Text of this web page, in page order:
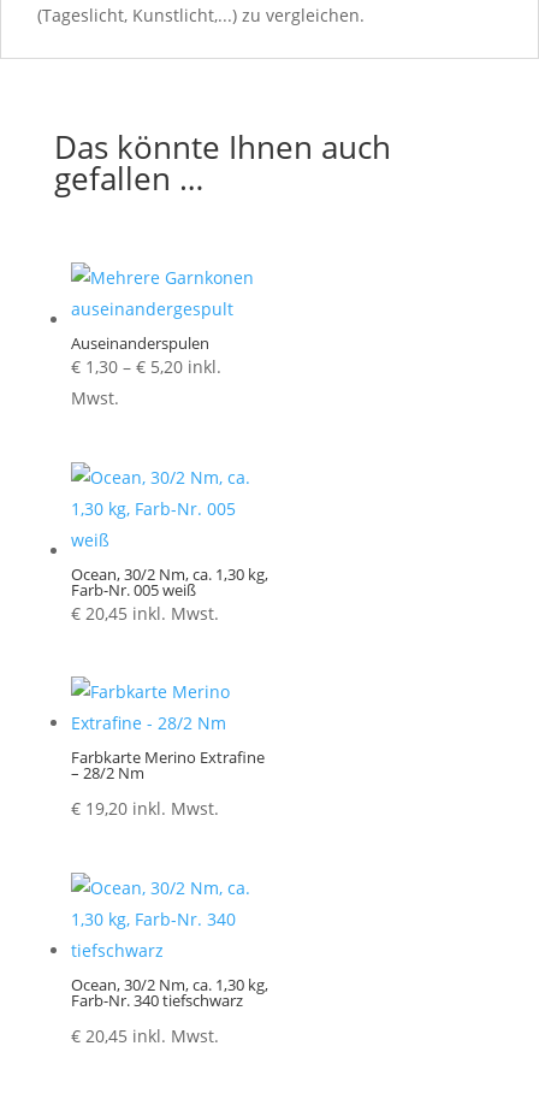
(Tageslicht, Kunstlicht,...) zu vergleichen.
Das könnte Ihnen auch
gefallen …
Auseinanderspulen
€1,30 – €5,20Preisspanne:
inkl.
Mwst.
Ocean, 30/2 Nm, ca. 1,30 kg,
Farb-Nr. 005 weiß
€20,45 inkl. Mwst.
Farbkarte Merino Extrafine
– 28/2 Nm
€19,20 inkl. Mwst.
Ocean, 30/2 Nm, ca. 1,30 kg,
Farb-Nr. 340 tiefschwarz
€20,45 inkl. Mwst.